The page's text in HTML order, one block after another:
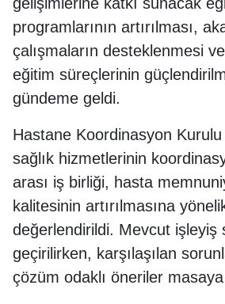
programlarının artırılması,
çalışmaların desteklenmesi
eğitim süreçlerinin
gündeme geldi.
Hastane Koordinasyon Kurulu
sağlık hizmetlerinin
arası iş birliği, hasta
kalitesinin artırılmasına
değerlendirildi. Mevcut işleyiş
geçirilirken, karşılaşılan
çözüm odaklı öneriler masaya